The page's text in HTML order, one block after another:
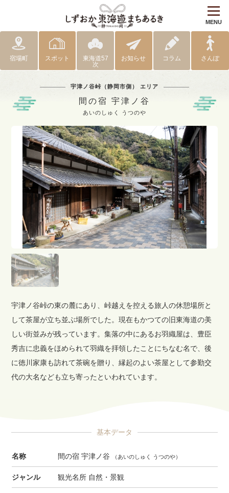
MENU
宿場町 スポット
東海道57
次
お知らせ コラム さんぽ
宇津ノ谷峠（静岡市側） エリア
間の宿 宇津ノ谷
あいのしゅく うつのや
宇津ノ谷峠の東の麓にあり、峠越えを控える旅人の休憩場所と
して茶屋が立ち並ぶ場所でした。現在もかつての旧東海道の美
しい街並みが残っています。集落の中にあるお羽織屋は、豊臣
秀吉に忠義をほめられて羽織を拝領したことにちなむ名で、後
に徳川家康も訪れて茶碗を贈り、縁起のよい茶屋として参勤交
代の大名なども立ち寄ったといわれています。
基本データ
名称 間の宿 宇津ノ谷 （あいのしゅく うつのや）
ジャンル 観光名所 自然・景観